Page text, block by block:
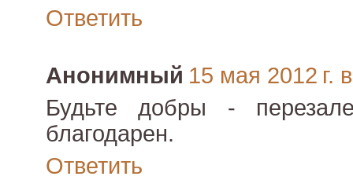
Ответить
Анонимный 15 мая 2012 г.
Будьте добры -
благодарен.
Ответить